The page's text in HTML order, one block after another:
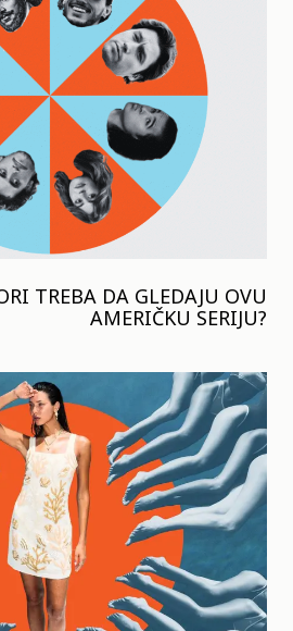
TREBA DA GLEDAJU OVU
AMERIČKU SERIJU?